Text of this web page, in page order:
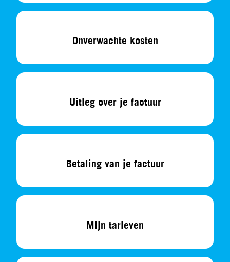
Onverwachte kosten
Uitleg over je factuur
Betaling van je factuur
Mijn tarieven